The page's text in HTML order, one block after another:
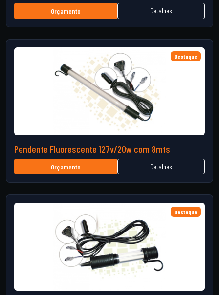
Orçamento Detalhes
Destaque
Pendente Fluorescente 127v/20w com 8mts
Orçamento Detalhes
Destaque